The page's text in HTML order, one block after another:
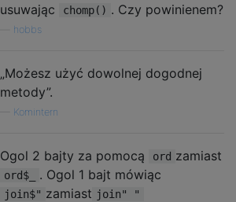
usuwając
chomp() . Czy powinienem?
hobbs
„Możesz użyć dowolnej dogodnej
metody”.
Komintern
Ogol 2 bajty za pomocą ord zamiast
ord$_ . Ogol 1 bajt mówiąc
join$" zamiast join" "